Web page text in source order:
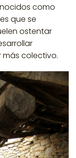
como
que se
ostentar
colectivo.